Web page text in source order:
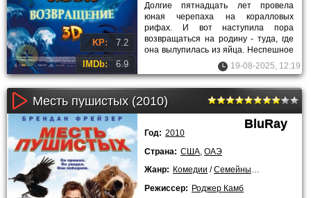
KP: 7.2
IMDb: 6.9
Долгие пятнадцать лет провела
юная черепаха на коралловых
рифах. И вот наступила пора
возвращаться на родину - туда, где
она вылупилась из яйца. Неспешное
путешествие к месту рождения
19-08-2025, 12:19
Месть пушистых (2010)
BluRay
Год: 2010
Страна: США ОАЭ
Жанр: Комедии /Семейные /
Режиссер: Роджер Камб